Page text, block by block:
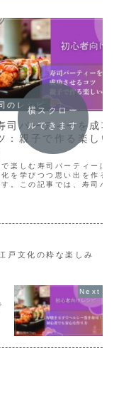
のレシピ
司パーティーを成
：親子で作る楽し
で楽しむ寿司パーティーは
化を学びつつ思い出を作る
す。この記事では、寿司パ
横スクロー
ルできます
戸文化の粋な楽しみ